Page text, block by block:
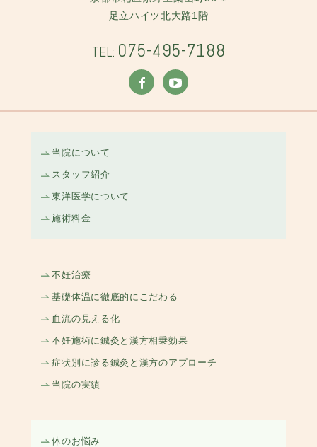
足立ハイツ北大路1階
TEL: 075-495-7188
当院について
スタッフ紹介
東洋医学について
施術料金
不妊治療
基礎体温に徹底的にこだわる
血流の見える化
不妊施術に鍼灸と漢方相乗効果
症状別に診る鍼灸と漢方のアプローチ
当院の実績
体のお悩み